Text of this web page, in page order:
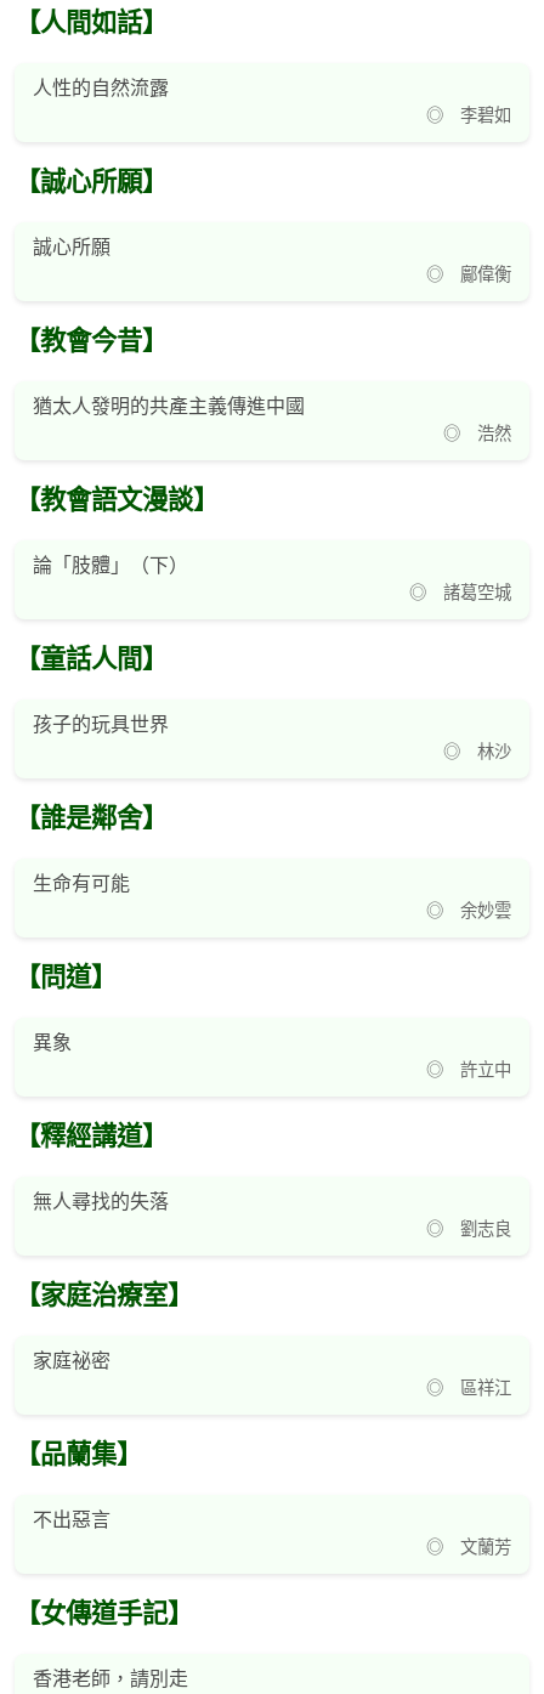
【人間如話】
人性的自然流露
◎ 李碧如
【誠心所願】
誠心所願
◎ 鄺偉衡
【教會今昔】
猶太人發明的共產主義傳進中國
◎ 浩然
【教會語文漫談】
論「肢體」（下）
◎ 諸葛空城
【童話人間】
孩子的玩具世界
◎ 林沙
【誰是鄰舍】
生命有可能
◎ 余妙雲
【問道】
異象
◎ 許立中
【釋經講道】
無人尋找的失落
◎ 劉志良
【家庭治療室】
家庭祕密
◎ 區祥江
【品蘭集】
不出惡言
◎ 文蘭芳
【女傳道手記】
香港老師，請別走